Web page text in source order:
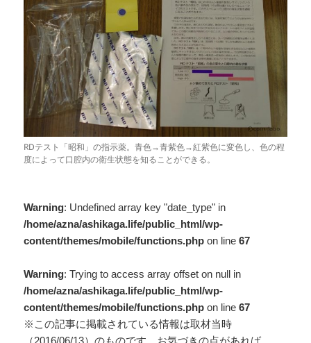
RDテスト「昭和」の指示薬。青色→青紫色→紅紫色に変色し、色の程
度によって口腔内の衛生状態を知ることができる。
Warning: Undefined array key "date_type" in
/home/azna/ashikaga.life/public_html/wp-
content/themes/mobile/functions.php on line67
Warning: Trying to access array offset on null in
/home/azna/ashikaga.life/public_html/wp-
content/themes/mobile/functions.php on line67
※この記事に掲載されている情報は取材当時
（2016/06/13）のものです。お気づきの点があれば、